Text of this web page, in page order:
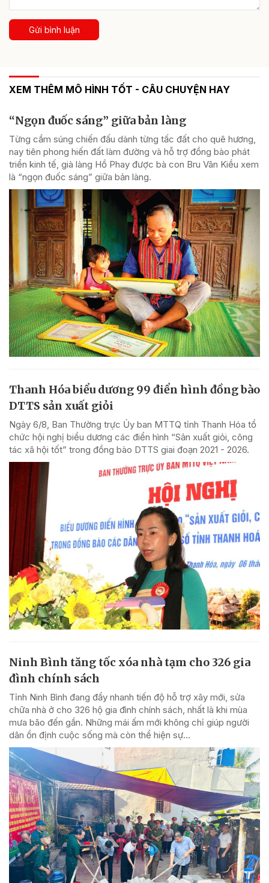
Gửi bình luận
XEM THÊM MÔ HÌNH TỐT - CÂU CHUYỆN HAY
“Ngọn đuốc sáng” giữa bản làng
Từng cầm súng chiến đấu dành từng tấc đất cho quê hương,
nay tiên phong hiến đất làm đường và hỗ trợ đồng bào phát
triển kinh tế, già làng Hồ Phay được bà con Bru Vân Kiều xem
là “ngọn đuốc sáng” giữa bản làng.
Thanh Hóa biểu dương 99 điển hình đồng bào
DTTS sản xuất giỏi
Ngày 6/8, Ban Thường trực Ủy ban MTTQ tỉnh Thanh Hóa tổ
chức hội nghị biểu dương các điển hình “Sản xuất giỏi, công
tác xã hội tốt” trong đồng bào DTTS giai đoạn 2021 - 2026.
Ninh Bình tăng tốc xóa nhà tạm cho 326 gia
đình chính sách
Tỉnh Ninh Bình đang đẩy nhanh tiến độ hỗ trợ xây mới, sửa
chữa nhà ở cho 326 hộ gia đình chính sách, nhất là khi mùa
mưa bão đến gần. Những mái ấm mới không chỉ giúp người
dân ổn định cuộc sống mà còn thể hiện sự...